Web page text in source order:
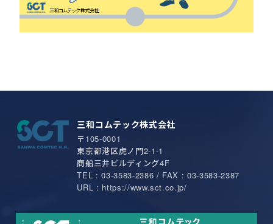
三和コムテック株式会社
〒105-0001
東京都港区虎ノ門2-1-1
商船三井ビルディング4F
TEL : 03-3583-2386 / FAX : 03-3583-2387
URL : https://www.sct.co.jp/